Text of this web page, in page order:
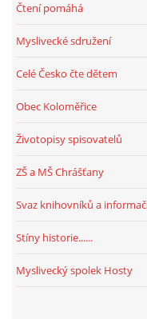
Čtení pomáhá
Myslivecké sdružení
Celé Česko čte dětem
Obec Koloměřice
Životopisy spisovatelů
ZŠ a MŠ Chrášťany
Svaz knihovníků a
Stíny historie......
Myslivecký spolek Hosty